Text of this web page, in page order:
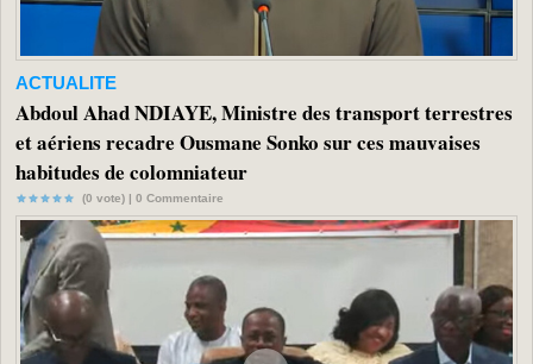
ACTUALITE
Abdoul Ahad NDIAYE, Ministre des transport terrestres
et aériens recadre Ousmane Sonko sur ces mauvaises
habitudes de colomniateur
(0 vote) | 0 Commentaire